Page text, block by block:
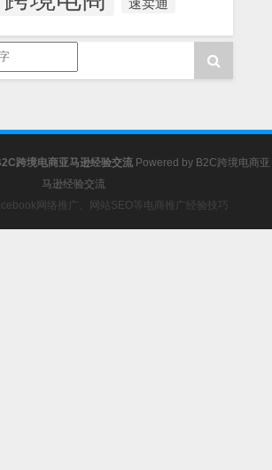
跨境电商亚马逊经验交流 Powered by B2C跨境电商亚
马逊经验交流
网络推广、网站SEO等电商推广经验技巧